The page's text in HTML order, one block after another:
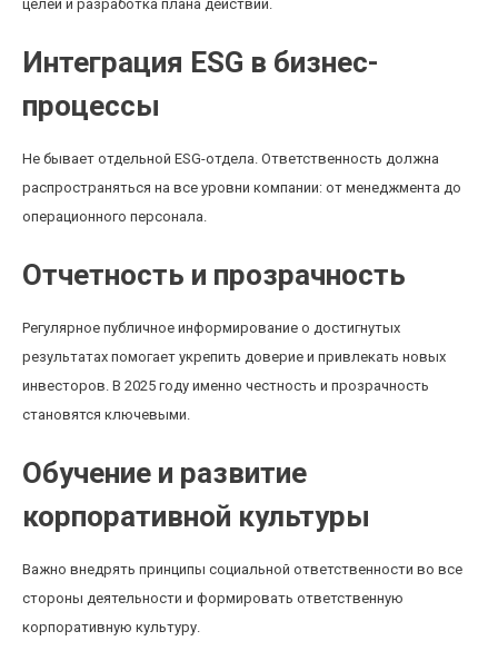
целей и разработка плана действий.
Интеграция ESG в бизнес-
процессы
Не бывает отдельной ESG-отдела. Ответственность должна
распространяться на все уровни компании: от менеджмента до
операционного персонала.
Отчетность и прозрачность
Регулярное публичное информирование о достигнутых
результатах помогает укрепить доверие и привлекать новых
инвесторов. В 2025 году именно честность и прозрачность
становятся ключевыми.
Обучение и развитие
корпоративной культуры
Важно внедрять принципы социальной ответственности во все
стороны деятельности и формировать ответственную
корпоративную культуру.